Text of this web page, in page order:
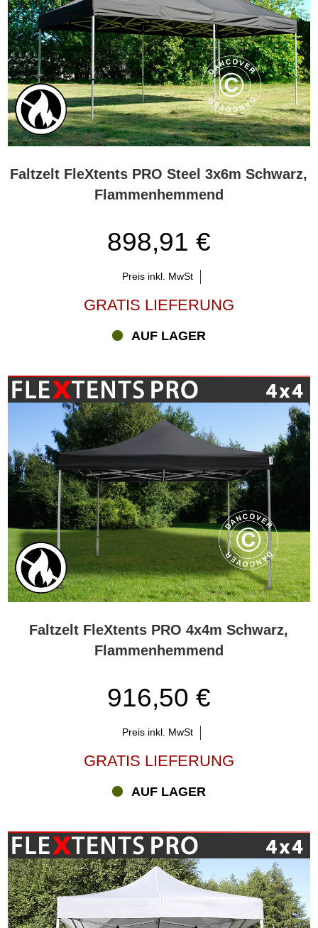
Faltzelt FleXtents PRO Steel 3x6m Schwarz,
Flammenhemmend
898,91 €
Preis inkl. MwSt
GRATIS LIEFERUNG
AUF LAGER
Faltzelt FleXtents PRO 4x4m Schwarz,
Flammenhemmend
916,50 €
Preis inkl. MwSt
GRATIS LIEFERUNG
AUF LAGER